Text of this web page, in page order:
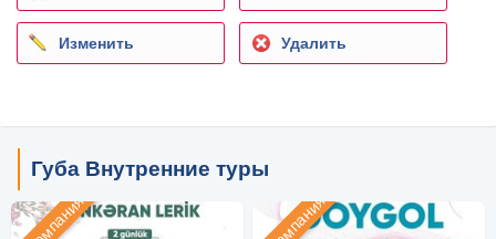
Изменить Удалить
Губа Внутренние туры
Компания Компания